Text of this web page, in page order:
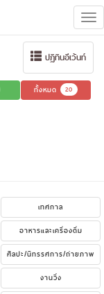
ปฏิทินอีเว้นท์
ทั้งหมด 20
เทศกาล
อาหารและเครื่องดื่ม
ศิลปะ/นิทรรศการ/ถ่ายภาพ
งานวิ่ง